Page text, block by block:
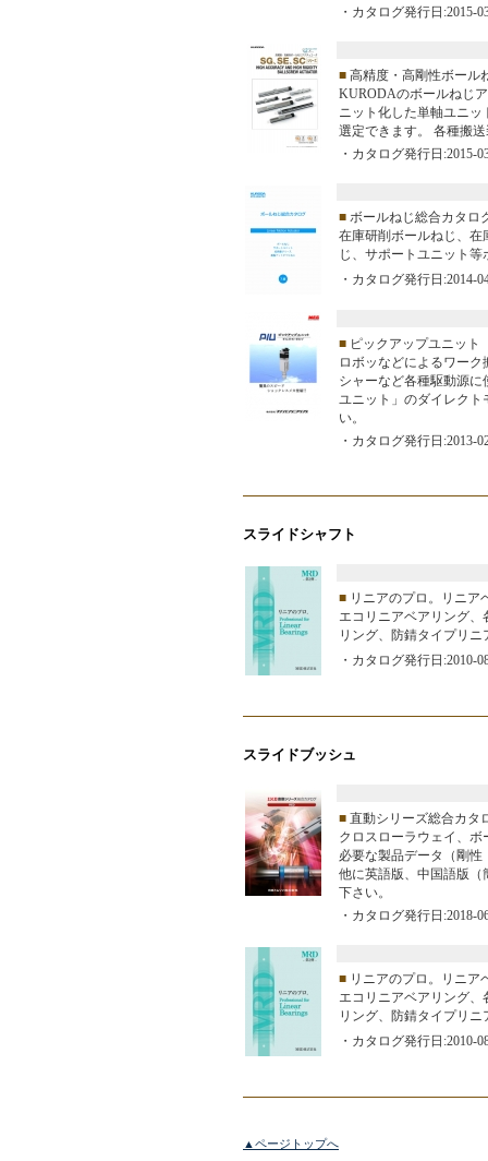
・カタログ発行日:2015-
■ 高精度・高剛性ボール
KURODAのボールねじ
ニット化した単軸ユニ
選定できます。 各種搬
・カタログ発行日:2015-
■ ボールねじ総合カタロ
在庫研削ボールねじ、
じ、サポートユニット
・カタログ発行日:2014-
■ ピックアップユニッ
ロボッなどによるワー
シャーなど各種駆動源
ユニット」のダイレク
い。
・カタログ発行日:2013-
スライドシャフト
■ リニアのプロ。リニア
エコリニアベアリング
リング、防錆タイプリ
・カタログ発行日:2010-
スライドブッシュ
■ 直動シリーズ総合カ
クロスローラウェイ、
必要な製品データ（剛
他に英語版、中国語版
下さい。
・カタログ発行日:2018-
■ リニアのプロ。リニア
エコリニアベアリング
リング、防錆タイプリ
・カタログ発行日:2010-
▲ページトップへ